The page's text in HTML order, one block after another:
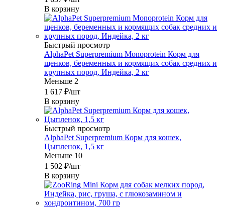
В корзину
Быстрый просмотр
AlphaPet Superpremium Monoprotein Корм для
щенков, беременных и кормящих собак средних и
крупных пород, Индейка, 2 кг
Меньше 2
1 617 ₽/шт
В корзину
Быстрый просмотр
AlphaPet Superpremium Корм для кошек,
Цыпленок, 1,5 кг
Меньше 10
1 502 ₽/шт
В корзину